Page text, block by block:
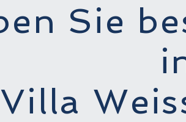
Sie
Villa